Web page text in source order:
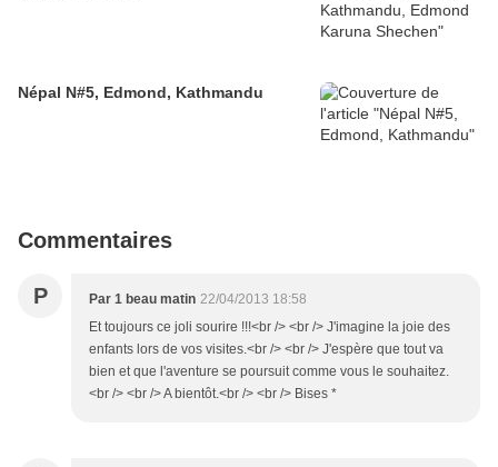
Népal N#5, Edmond, Kathmandu
Commentaires
P Par 1 beau matin 22/04/2013 18:58
Et toujours ce joli sourire !!!<br /> <br /> J'imagine la joie des
enfants lors de vos visites.<br /> <br /> J'espère que tout va
bien et que l'aventure se poursuit comme vous le souhaitez.
<br /> <br /> A bientôt.<br /> <br /> Bises *